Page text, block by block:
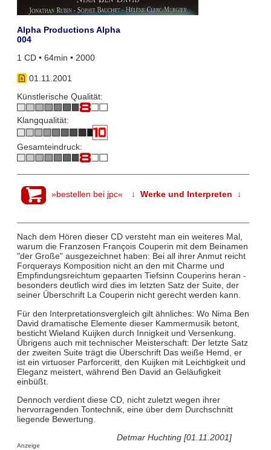
Alpha Productions Alpha
004
1 CD • 64min • 2000
01.11.2001
Künstlerische Qualität:
Klangqualität:
Gesamteindruck:
»bestellen bei jpc« ↓ Werke und Interpreten ↓
Nach dem Hören dieser CD versteht man ein weiteres Mal,
warum die Franzosen François Couperin mit dem Beinamen
"der Große" ausgezeichnet haben: Bei all ihrer Anmut reicht
Forquerays Komposition nicht an den mit Charme und
Empfindungsreichtum gepaarten Tiefsinn Couperins heran -
besonders deutlich wird dies im letzten Satz der Suite, der
seiner Überschrift La Couperin nicht gerecht werden kann.
Für den Interpretationsvergleich gilt ähnliches: Wo Nima Ben
David dramatische Elemente dieser Kammermusik betont,
besticht Wieland Kuijken durch Innigkeit und Versenkung.
Übrigens auch mit technischer Meisterschaft: Der letzte Satz
der zweiten Suite trägt die Überschrift Das weiße Hemd, er
ist ein virtuoser Parforceritt, den Kuijken mit Leichtigkeit und
Eleganz meistert, während Ben David an Geläufigkeit
einbüßt.
Dennoch verdient diese CD, nicht zuletzt wegen ihrer
hervorragenden Tontechnik, eine über dem Durchschnitt
liegende Bewertung.
Detmar Huchting [01.11.2001]
Anzeige